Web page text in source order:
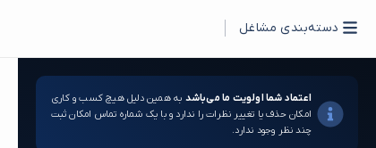
دسته‌بندی مشاغل
اعتماد شما اولویت ما می‌باشد به همین دلیل هیچ کسب و کاری
امکان حذف یا تغییر نظرات را ندارد و با یک شماره تماس امکان ثبت
چند نظر وجود ندارد.